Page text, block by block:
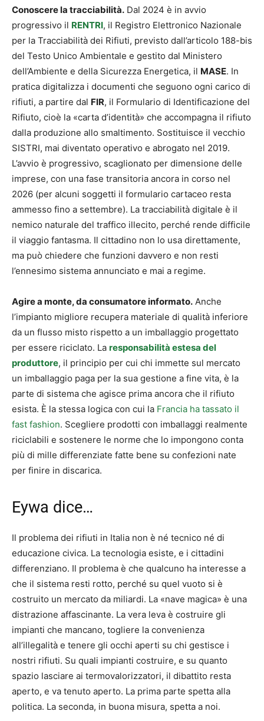
Conoscere la tracciabilità. Dal 2024 è in avvio
progressivo il RENTRI, il Registro Elettronico Nazionale
per la Tracciabilità dei Rifiuti, previsto dall’articolo 188-bis
del Testo Unico Ambientale e gestito dal Ministero
dell’Ambiente e della Sicurezza Energetica, il MASE. In
pratica digitalizza i documenti che seguono ogni carico di
rifiuti, a partire dal FIR, il Formulario di Identificazione del
Rifiuto, cioè la «carta d’identità» che accompagna il rifiuto
dalla produzione allo smaltimento. Sostituisce il vecchio
SISTRI, mai diventato operativo e abrogato nel 2019.
L’avvio è progressivo, scaglionato per dimensione delle
imprese, con una fase transitoria ancora in corso nel
2026 (per alcuni soggetti il formulario cartaceo resta
ammesso fino a settembre). La tracciabilità digitale è il
nemico naturale del traffico illecito, perché rende difficile
il viaggio fantasma. Il cittadino non lo usa direttamente,
ma può chiedere che funzioni davvero e non resti
l’ennesimo sistema annunciato e mai a regime.
Agire a monte, da consumatore informato. Anche
l’impianto migliore recupera materiale di qualità inferiore
da un flusso misto rispetto a un imballaggio progettato
per essere riciclato. La responsabilità estesa del
produttore, il principio per cui chi immette sul mercato
un imballaggio paga per la sua gestione a fine vita, è la
parte di sistema che agisce prima ancora che il rifiuto
esista. È la stessa logica con cui la Francia ha tassato il
fast fashion. Scegliere prodotti con imballaggi realmente
riciclabili e sostenere le norme che lo impongono conta
più di mille differenziate fatte bene su confezioni nate
per finire in discarica.
Eywa dice…
Il problema dei rifiuti in Italia non è né tecnico né di
educazione civica. La tecnologia esiste, e i cittadini
differenziano. Il problema è che qualcuno ha interesse a
che il sistema resti rotto, perché su quel vuoto si è
costruito un mercato da miliardi. La «nave magica» è una
distrazione affascinante. La vera leva è costruire gli
impianti che mancano, togliere la convenienza
all’illegalità e tenere gli occhi aperti su chi gestisce i
nostri rifiuti. Su quali impianti costruire, e su quanto
spazio lasciare ai termovalorizzatori, il dibattito resta
aperto, e va tenuto aperto. La prima parte spetta alla
politica. La seconda, in buona misura, spetta a noi.